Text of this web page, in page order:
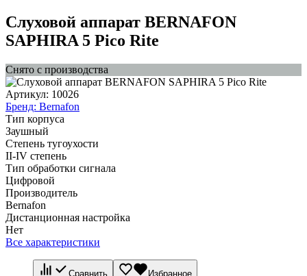
Слуховой аппарат BERNAFON
SAPHIRA 5 Pico Rite
Снято с производства
Артикул: 10026
Бренд: Bernafon
Тип корпуса
Заушный
Степень тугоухости
II-IV степень
Тип обработки сигнала
Цифровой
Производитель
Bernafon
Дистанционная настройка
Нет
Все характеристики
Сравнить Избранное